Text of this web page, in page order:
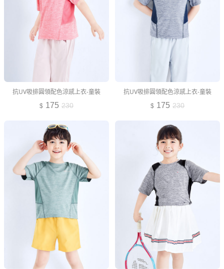
抗UV吸排圓領配色涼感上衣-童裝
175 230
抗UV吸排圓領配色涼感上衣-童裝
175 230